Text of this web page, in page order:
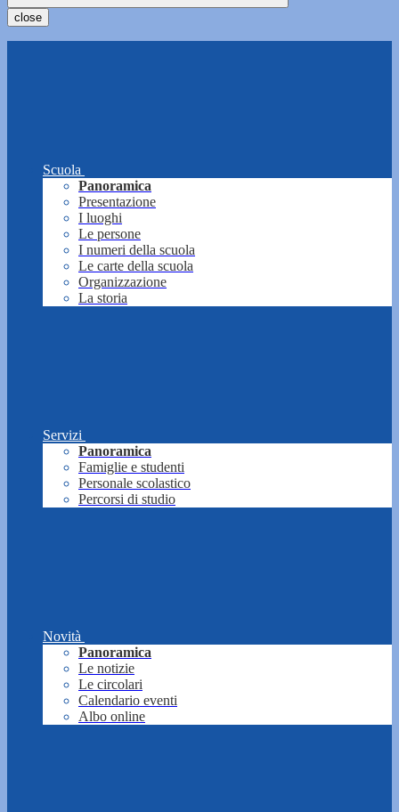
close
Scuola
Panoramica
Presentazione
I luoghi
Le persone
I numeri della scuola
Le carte della scuola
Organizzazione
La storia
Servizi
Panoramica
Famiglie e studenti
Personale scolastico
Percorsi di studio
Novità
Panoramica
Le notizie
Le circolari
Calendario eventi
Albo online